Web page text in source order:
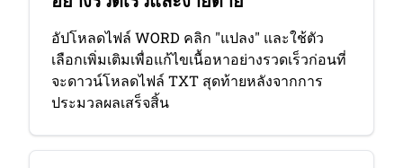
อัปโหลดไฟล์ WORD คลิก "แปลง" และใช้ตัว
เลือกเพิ่มเติมเพื่อแก้ไขเนื้อหาอย่างรวดเร็วก่อนที่
จะดาวน์โหลดไฟล์ TXT สุดท้ายหลังจากการ
ประมวลผลเสร็จสิ้น